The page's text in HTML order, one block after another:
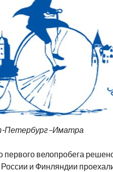
Петербург–Иматра
первого велопробега
России и Финляндии